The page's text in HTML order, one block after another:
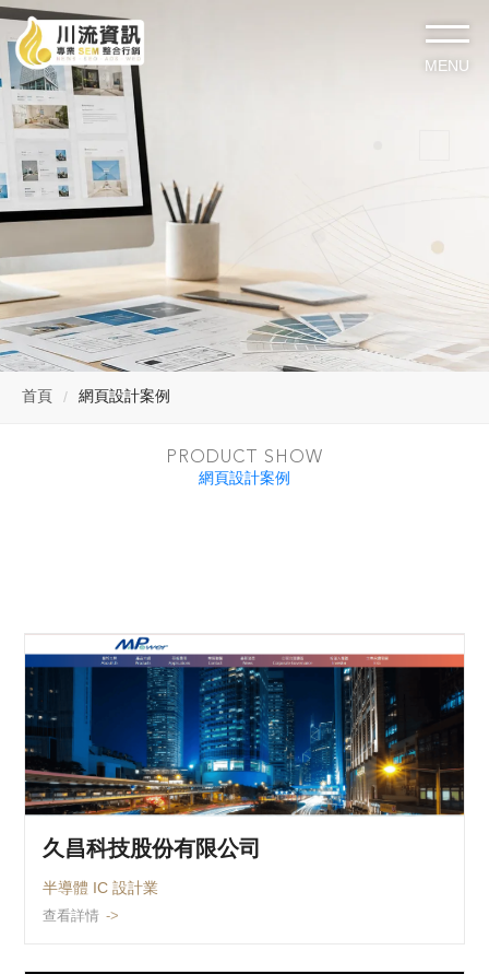
首頁 網頁設計案例
PRODUCT SHOW
網頁設計案例
久昌科技股份有限公司
半導體 IC 設計業
查看詳情